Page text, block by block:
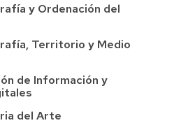
y Ordenación del
Territorio y Medio
de Información y
del Arte